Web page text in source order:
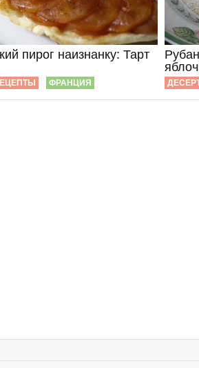
пирог наизнанку: Тарт
ФРАНЦИЯ